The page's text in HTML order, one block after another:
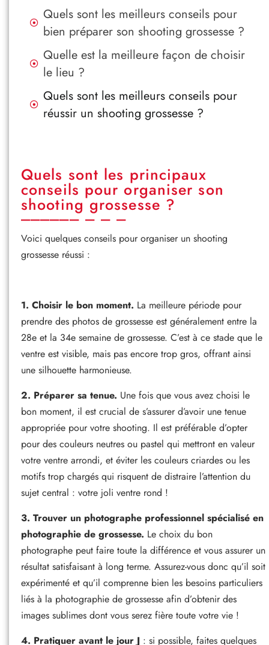
Quels sont les meilleurs conseils pour
bien préparer son shooting grossesse ?
Quelle est la meilleure façon de choisir
le lieu ?
Quels sont les meilleurs conseils pour
réussir un shooting grossesse ?
Quels sont les principaux
conseils pour organiser son
shooting grossesse ?
Voici quelques conseils pour organiser un shooting
grossesse réussi :
1. Choisir le bon moment. La meilleure période pour
prendre des photos de grossesse est généralement entre la
28e et la 34e semaine de grossesse. C’est à ce stade que le
ventre est visible, mais pas encore trop gros, offrant ainsi
une silhouette harmonieuse.
2. Préparer sa tenue. Une fois que vous avez choisi le
bon moment, il est crucial de s’assurer d’avoir une tenue
appropriée pour votre shooting. Il est préférable d’opter
pour des couleurs neutres ou pastel qui mettront en valeur
votre ventre arrondi, et éviter les couleurs criardes ou les
motifs trop chargés qui risquent de distraire l’attention du
sujet central : votre joli ventre rond !
3. Trouver un photographe professionnel spécialisé en
photographie de grossesse. Le choix du bon
photographe peut faire toute la différence et vous assurer un
résultat satisfaisant à long terme. Assurez-vous donc qu’il soit
expérimenté et qu’il comprenne bien les besoins particuliers
liés à la photographie de grossesse afin d’obtenir des
images sublimes dont vous serez fière toute votre vie !
4. Pratiquer avant le jour J : si possible, faites quelques